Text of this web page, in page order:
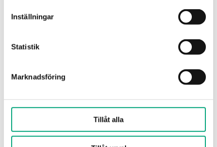
Inställningar
Statistik
Marknadsföring
Tillåt alla